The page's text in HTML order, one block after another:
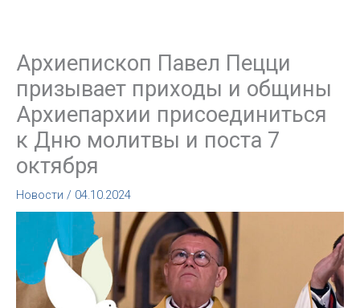
Архиепископ Павел Пецци
призывает приходы и общины
Архиепархии присоединиться
к Дню молитвы и поста 7
октября
Новости / 04.10.2024